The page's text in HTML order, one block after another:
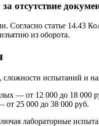
отсутствие
Согласно статье 14.43
из оборота.
испытаний и
— от 12 000 до 18 000
от 25 000 до 38 000 руб.
лабораторные